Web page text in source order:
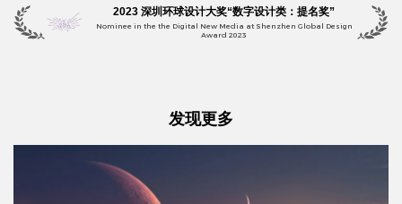
2023 深圳环球设计大奖“数字设计类：提名奖”
Nominee in the the Digital New Media at Shenzhen Global Design
Award 2023
发现更多